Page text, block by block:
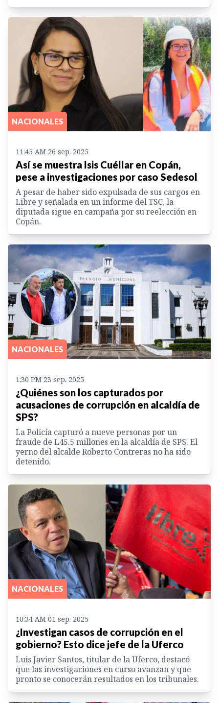
NACIONALES
11:45 AM 26 sep. 2025
Así se muestra Isis Cuéllar en Copán,
pese a investigaciones por caso Sedesol
A pesar de haber sido expulsada de sus cargos en
Libre y señalada en un informe del TSC, la
diputada sigue en campaña por su reelección en
Copán.
NACIONALES
1:30 PM 23 sep. 2025
¿Quiénes son los capturados por
acusaciones de corrupción en alcaldía de
SPS?
La Policía capturó a nueve personas por un
fraude de L45.5 millones en la alcaldía de SPS. El
yerno del alcalde Roberto Contreras no ha sido
detenido.
NACIONALES
10:34 AM 01 sep. 2025
¿Investigan casos de corrupción en el
gobierno? Esto dice jefe de la Uferco
Luis Javier Santos, titular de la Uferco, destacó
que las investigaciones en curso avanzan y que
pronto se conocerán resultados en los tribunales.